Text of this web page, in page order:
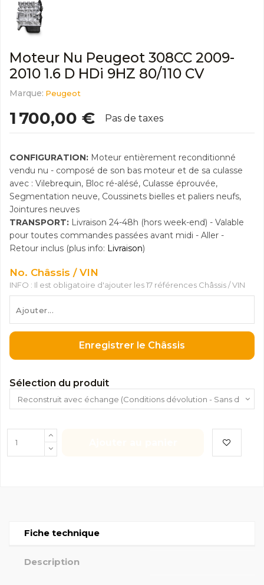
Moteur Nu Peugeot 308CC 2009-
2010 1.6 D HDi 9HZ 80/110 CV
Marque: Peugeot
1 700,00 € Pas de taxes
CONFIGURATION: Moteur entièrement reconditionné
vendu nu - composé de son bas moteur et de sa culasse
avec : Vilebrequin, Bloc ré-alésé, Culasse éprouvée,
Segmentation neuve, Coussinets bielles et paliers neufs,
Jointures neuves
TRANSPORT: Livraison 24-48h (hors week-end) - Valable
pour toutes commandes passées avant midi - Aller -
Retour inclus (plus info: Livraison)
No. Châssis / VIN
INFO : Il est obligatoire d'ajouter les 17 références Châssis / VIN
Enregistrer le Châssis
Sélection du produit
Fiche technique
Description